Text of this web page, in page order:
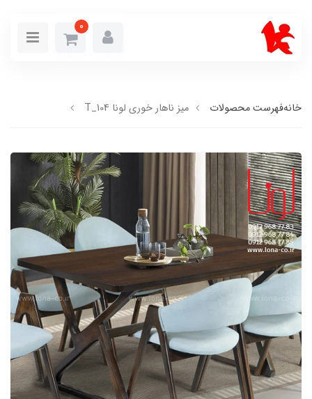
0
خانهفهرست محصولات میز ناهار خوری لونا T_104